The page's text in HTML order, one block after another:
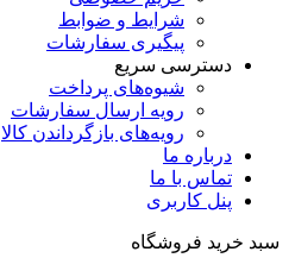
شرایط و ضوابط
پیگیری سفارشات
دسترسی سریع
شیوه‌های پرداخت
رویه ارسال سفارشات
رویه‌های بازگرداندن کالا
درباره ما
تماس با ما
پنل کاربری
سبد خرید فروشگاه